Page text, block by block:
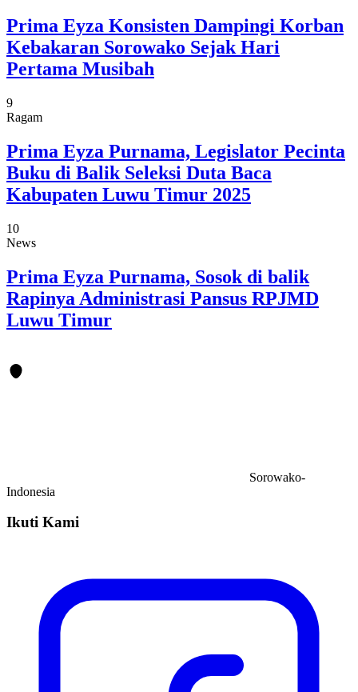
Prima Eyza Konsisten Dampingi Korban
Kebakaran Sorowako Sejak Hari
Pertama Musibah
9
Ragam
Prima Eyza Purnama, Legislator Pecinta
Buku di Balik Seleksi Duta Baca
Kabupaten Luwu Timur 2025
10
News
Prima Eyza Purnama, Sosok di balik
Rapinya Administrasi Pansus RPJMD
Luwu Timur
Sorowako-
Indonesia
Ikuti Kami